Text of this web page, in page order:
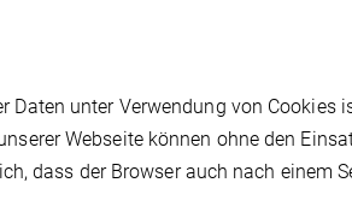
Daten unter Verwendung von Cookies
Webseite können ohne den
dass der Browser auch nach einem